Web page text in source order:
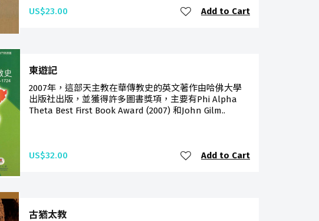
US$23.00 Add to Cart
東遊記
2007年，這部天主教在華傳教史的英文著作由哈佛大學
出版社出版，並獲得許多圖書獎項，主要有Phi Alpha
Theta Best First Book Award (2007) 和John Gilm..
US$32.00 Add to Cart
古猶太教